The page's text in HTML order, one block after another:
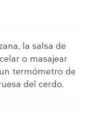
la salsa de
o masajear
termómetro de
del cerdo.